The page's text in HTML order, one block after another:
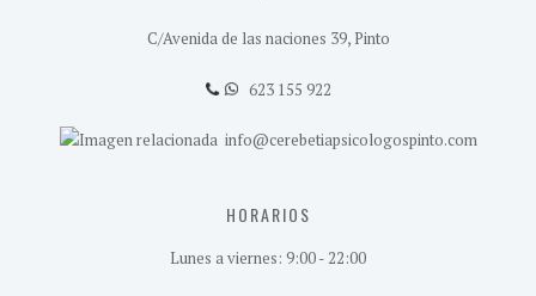
C/Avenida de las naciones 39, Pinto
623 155 922
info@cerebetiapsicologospinto.com
HORARIOS
Lunes a viernes: 9:00 - 22:00